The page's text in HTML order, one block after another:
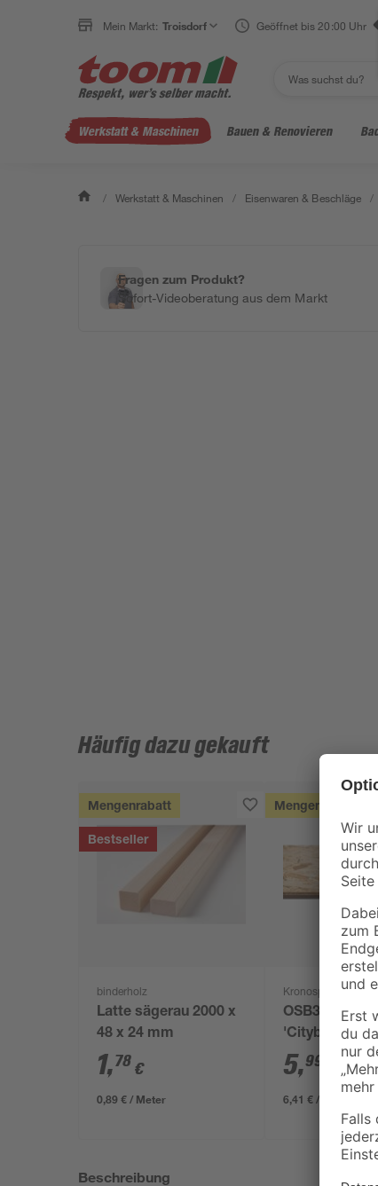
Mein Markt: Troisdorf Geöffnet bis 20:00 Uhr
Werkstatt & Maschinen Bauen & Renovieren
/ Werkstatt & Maschinen / Eisenwaren & Beschläge /
Fragen zum Produkt?
Sofort-Videoberatung aus dem Markt
Häufig dazu gekauft
Mengenrabatt
Bestseller
binderholz
Latte sägerau 2000 x
48 x 24 mm
1,78 €
0,89 € / Meter
Mengenrabatt
Kronospan
OSB3-
'Cityboard'
ungeschliffen
634 x 12 mm
5,99
/ m²
6,41 € / Pack
Beschreibung